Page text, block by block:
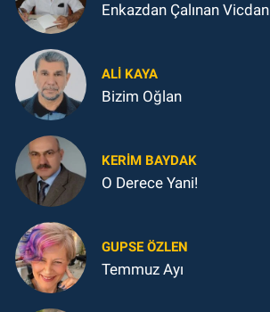
Enkazdan Çalınan Vicdan
ALI KAYA
Bizim Oğlan
KERIM BAYDAK
O Derece Yani!
GUPSE ÖZLEN
Temmuz Ayı